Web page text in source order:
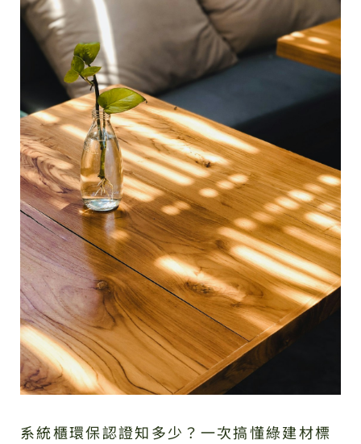
系統櫃環保認證知多少？一次搞懂綠建材標